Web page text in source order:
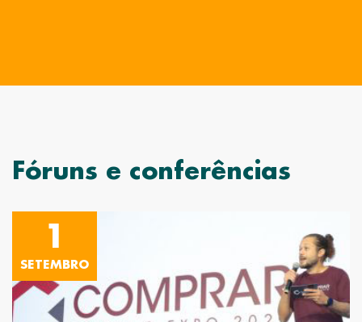
Fóruns e conferências
1
SETEMBRO